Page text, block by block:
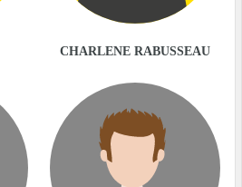
CHARLENE RABUSSEAU